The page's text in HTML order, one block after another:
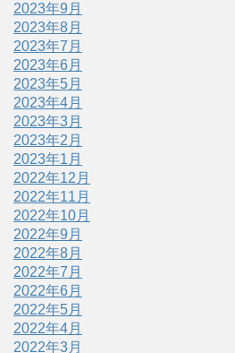
2023年9月
2023年8月
2023年7月
2023年6月
2023年5月
2023年4月
2023年3月
2023年2月
2023年1月
2022年12月
2022年11月
2022年10月
2022年9月
2022年8月
2022年7月
2022年6月
2022年5月
2022年4月
2022年3月